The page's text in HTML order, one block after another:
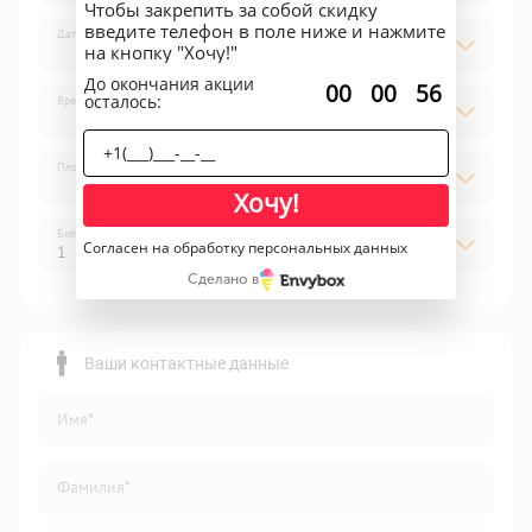
Дата
Время
Площадка
1
Билет
2
4
6
Ваши контактные данные
Имя*
Фамилия*
Чтобы закрепить за собой скидку
введите телефон в поле ниже и нажмите
на кнопку "Хочу!"
До окончания акции
осталось: 00 00 56
Хочу!
Согласен на обработку персональных данных
Сделано в